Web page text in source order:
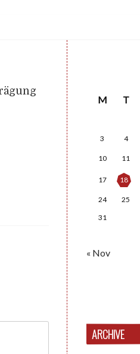
M T
3
4
10 11
17 18
24 25
31
« Nov
ARCHIVE